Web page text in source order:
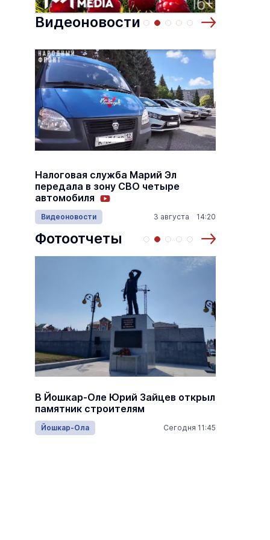
II»
7 августа
Там же, тогда же
Концерты 6 декабря 19:00
Происшествия Вчера 16:53
Видеоновости
Налоговая служба Марий Эл
передала в зону СВО четыре
автомобиля
Видеоновости 3 августа 14:20
Фотоотчеты
В Йошкар-Оле Юрий Зайцев открыл
памятник строителям
Йошкар-Ола Сегодня 11:45